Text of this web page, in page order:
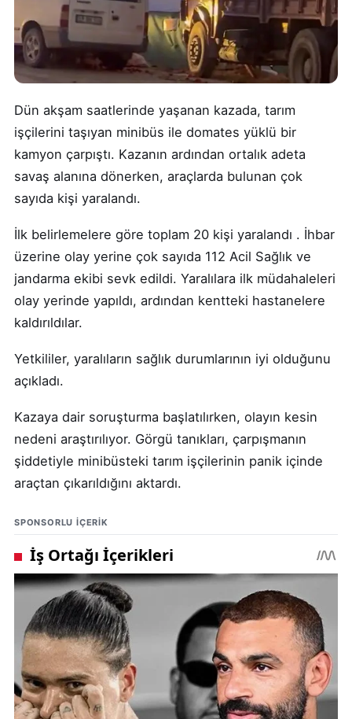
Dün akşam saatlerinde yaşanan kazada, tarım
işçilerini taşıyan minibüs ile domates yüklü bir
kamyon çarpıştı. Kazanın ardından ortalık adeta
savaş alanına dönerken, araçlarda bulunan çok
sayıda kişi yaralandı.
İlk belirlemelere göre toplam 20 kişi yaralandı . İhbar
üzerine olay yerine çok sayıda 112 Acil Sağlık ve
jandarma ekibi sevk edildi. Yaralılara ilk müdahaleleri
olay yerinde yapıldı, ardından kentteki hastanelere
kaldırıldılar.
Yetkililer, yaralıların sağlık durumlarının iyi olduğunu
açıkladı.
Kazaya dair soruşturma başlatılırken, olayın kesin
nedeni araştırılıyor. Görgü tanıkları, çarpışmanın
şiddetiyle minibüsteki tarım işçilerinin panik içinde
araçtan çıkarıldığını aktardı.
SPONSORLU IÇERIK